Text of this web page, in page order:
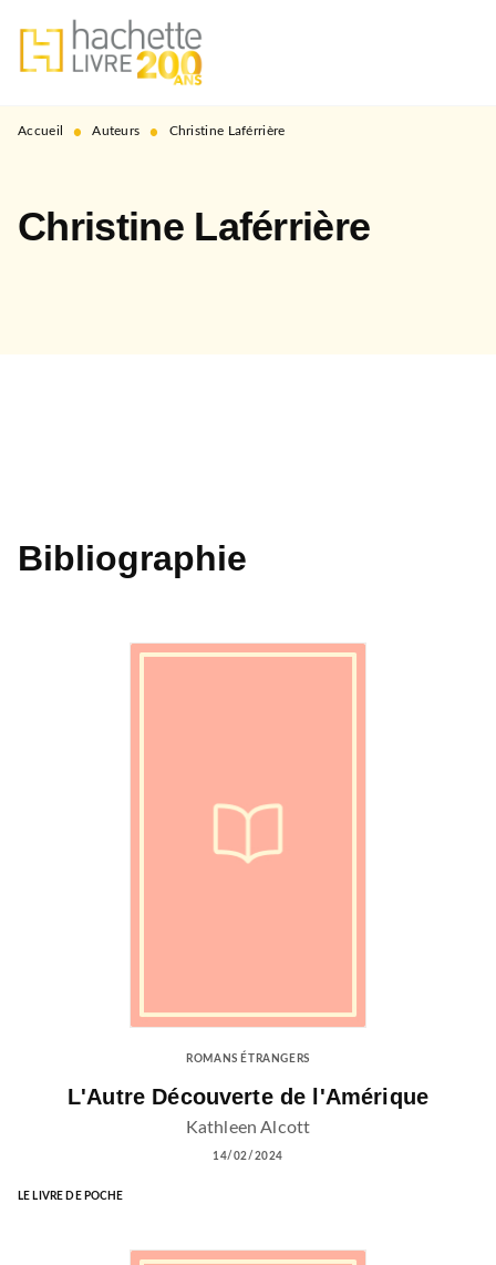
MENU RECHERCHE
PIED DE PAGE
Accueil • Auteurs • Christine Laférrière
Christine Laférrière
Bibliographie
ROMANS ÉTRANGERS
L'Autre Découverte de l'Amérique
Kathleen Alcott
14/02/2024
LE LIVRE DE POCHE